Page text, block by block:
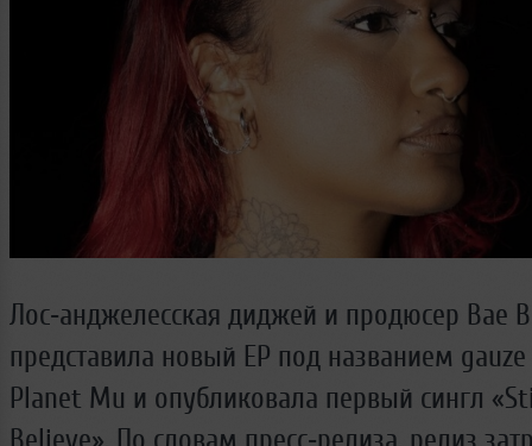
Лос‑анджелесская диджей и продюсер Bae
представила новый EP под названием
Planet Mu и опубликовала первый сингл